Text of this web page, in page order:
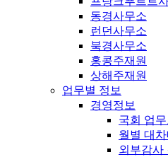
동경사무소
런던사무소
북경사무소
홍콩주재원
상해주재원
업무별 정보
경영정보
국회 업
월별 대
외부감사